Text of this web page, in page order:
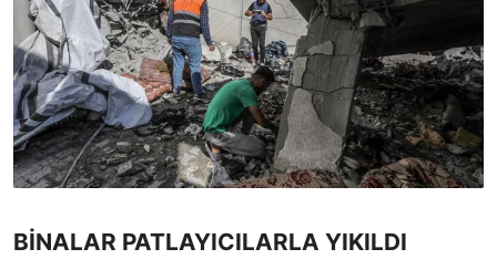
BİNALAR PATLAYICILARLA YIKILDI